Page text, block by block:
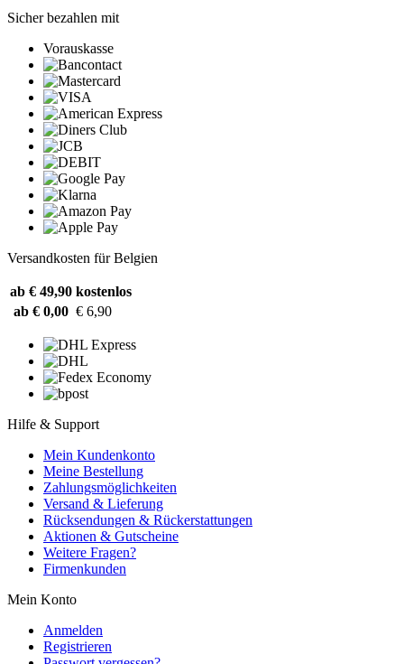
Sicher bezahlen mit
Vorauskasse
Versandkosten für Belgien
ab € 49,90 kostenlos
ab € 0,00 € 6,90
Hilfe & Support
Mein Kundenkonto
Meine Bestellung
Zahlungsmöglichkeiten
Versand & Lieferung
Rücksendungen & Rückerstattungen
Aktionen & Gutscheine
Weitere Fragen?
Firmenkunden
Mein Konto
Anmelden
Registrieren